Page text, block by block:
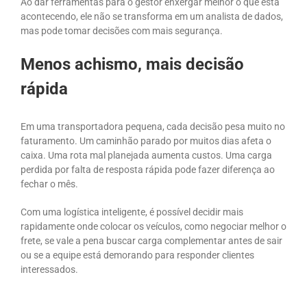
Ao dar ferramentas para o gestor enxergar melhor o que está
acontecendo, ele não se transforma em um analista de dados,
mas pode tomar decisões com mais segurança.
Menos achismo, mais decisão
rápida
Em uma transportadora pequena, cada decisão pesa muito no
faturamento. Um caminhão parado por muitos dias afeta o
caixa. Uma rota mal planejada aumenta custos. Uma carga
perdida por falta de resposta rápida pode fazer diferença ao
fechar o mês.
Com uma logística inteligente, é possível decidir mais
rapidamente onde colocar os veículos, como negociar melhor o
frete, se vale a pena buscar carga complementar antes de sair
ou se a equipe está demorando para responder clientes
interessados.